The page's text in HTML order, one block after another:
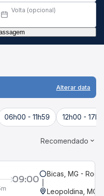
Volta (opcional)
Alterar data
06h00 - 11h59 12h00 -
Recomendado
09:00 Bicas, MG -
Leopoldina, MG